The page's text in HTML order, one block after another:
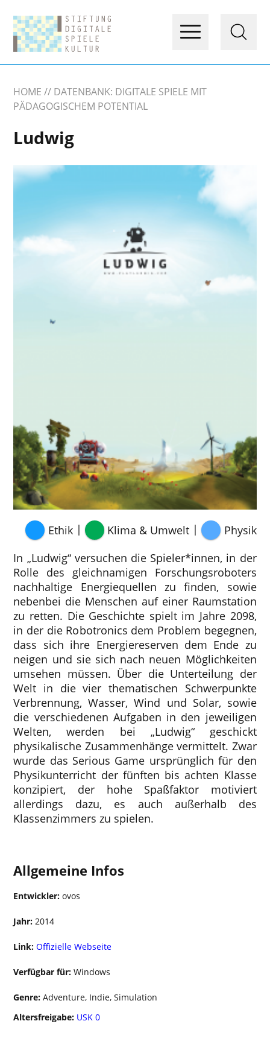
HOME
DATENBANK: DIGITALE SPIELE MIT
PÄDAGOGISCHEM POTENTIAL
Ludwig
Ethik| Klima & Umwelt |
Physik
In „Ludwig“ versuchen die Spieler*innen, in der
Rolle des gleichnamigen Forschungsroboters
nachhaltige Energiequellen zu finden, sowie
nebenbei die Menschen auf einer Raumstation
zu retten. Die Geschichte spielt im Jahre 2098,
in der die Robotronics dem Problem begegnen,
dass sich ihre Energiereserven dem Ende zu
neigen und sie sich nach neuen Möglichkeiten
umsehen müssen. Über die Unterteilung der
Welt in die vier thematischen Schwerpunkte
Verbrennung, Wasser, Wind und Solar, sowie
die verschiedenen Aufgaben in den jeweiligen
Welten, werden bei „Ludwig“ geschickt
physikalische Zusammenhänge vermittelt. Zwar
wurde das Serious Game ursprünglich für den
Physikunterricht der fünften bis achten Klasse
konzipiert, der hohe Spaßfaktor motiviert
allerdings dazu, es auch außerhalb des
Klassenzimmers zu spielen.
Allgemeine Infos
Entwickler: ovos
Jahr: 2014
Link: Offizielle Webseite
Verfügbar für: Windows
Genre: Adventure, Indie, Simulation
Altersfreigabe: USK 0